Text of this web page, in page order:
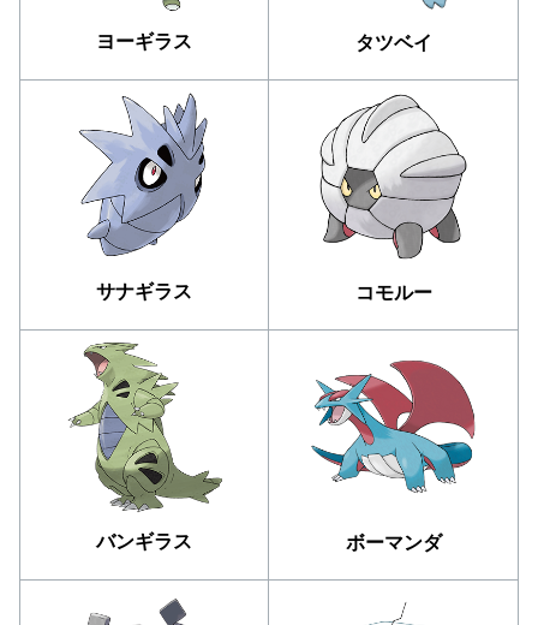
ヨーギラス タツベイ
サナギラス コモルー
バンギラス ボーマンダ